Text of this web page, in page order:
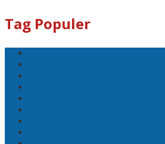
Tag Populer